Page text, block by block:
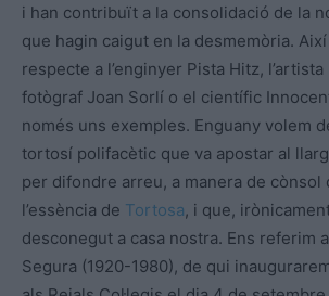
i han contribuït a la consolidació de la
que hagin caigut en la desmemòria.
respecte a l’enginyer Pista Hitz,
fotògraf Joan Sorlí o el científic
només uns exemples. Enguany volem
tortosí polifacètic que va apostar al
per difondre arreu, a manera de cònsol
l’essència de Tortosa, i que,
desconegut a casa nostra. Ens referim
Segura (1920-1980), de qui